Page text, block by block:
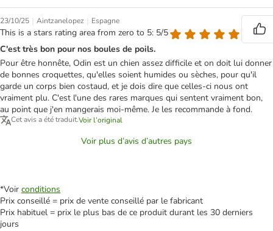
23/10/25 | Aintzanelopez | Espagne
This is a stars rating area from zero to 5: 5/5
C'est très bon pour nos boules de poils.
Pour être honnête, Odin est un chien assez difficile et on doit lui donner
de bonnes croquettes, qu'elles soient humides ou sèches, pour qu'il
garde un corps bien costaud, et je dois dire que celles-ci nous ont
vraiment plu. C'est l'une des rares marques qui sentent vraiment bon,
au point que j'en mangerais moi-même. Je les recommande à fond.
Cet avis a été traduit.Voir l’original
Voir plus d’avis d’autres pays
*Voir conditions
Prix conseillé = prix de vente conseillé par le fabricant
Prix habituel = prix le plus bas de ce produit durant les 30 derniers
jours